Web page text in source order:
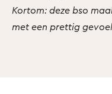
Kortom: deze bso
met een prettig